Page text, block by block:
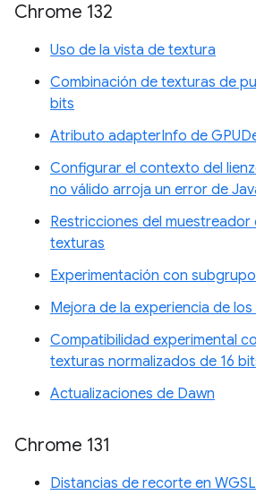
Chrome 132
Uso de la vista de textura
Combinación de texturas de
bits
Atributo adapterInfo de
Configurar el contexto del
no válido arroja un error de
Restricciones del
texturas
Experimentación con
Mejora de la experiencia de
Compatibilidad experimental
texturas normalizados de 16
Actualizaciones de Dawn
Chrome 131
Distancias de recorte en WGSL